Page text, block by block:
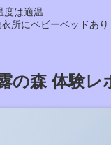
適温
ベビーベッドあり
の森 体験レ